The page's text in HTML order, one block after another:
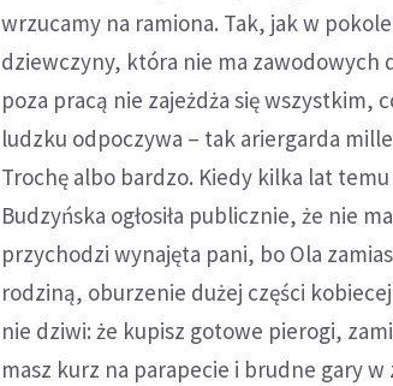
wrzucamy na ramiona. Tak, jak w
dziewczyny, która nie ma zawodowych
poza pracą nie zajeżdża się wszystkim,
ludzku odpoczywa – tak ariergarda
Trochę albo bardzo. Kiedy kilka lat
Budzyńska ogłosiła publicznie, że nie
przychodzi wynajęta pani, bo Ola
rodziną, oburzenie dużej części
nie dziwi: że kupisz gotowe pierogi,
masz kurz na parapecie i brudne gary